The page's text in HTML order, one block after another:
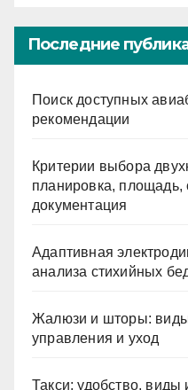
Последние
Поиск доступных
рекомендации
Критерии выбора
планировка, площадь,
документация
Адаптивная
анализа стихийных
Жалюзи и шторы:
управления и уход
Такси: удобство,